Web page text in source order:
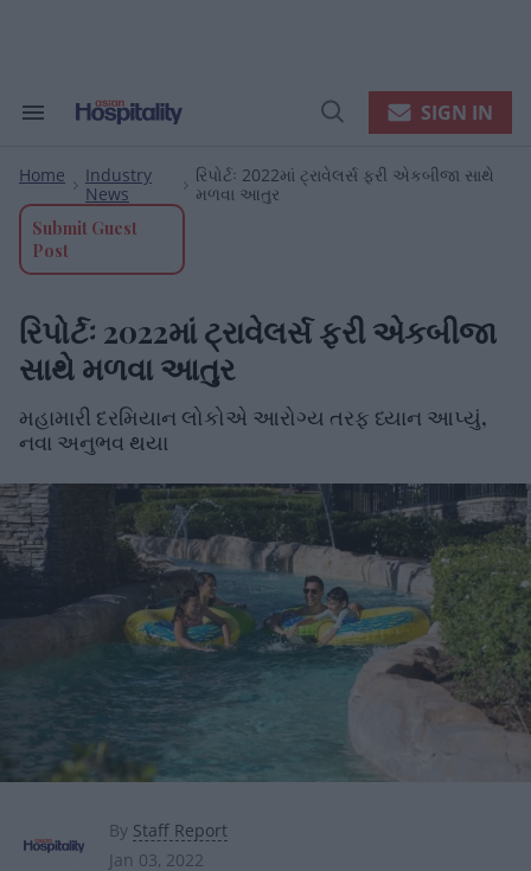
Search
Navigation
Open
SIGN IN
Home
Industry
News
રિપોર્ટઃ 2022માં ટ્રાવેલર્સ ફરી એકબીજા સાથે
મળવા આતુર
Submit Guest Post
રિપોર્ટઃ 2022માં ટ્રાવેલર્સ ફરી એકબીજા
સાથે મળવા આતુર
મહામારી દરમિયાન લોકોએ આરોગ્ય તરફ ધ્યાન આપ્યું,
નવા અનુભવ થયા
Jan 03, 2022